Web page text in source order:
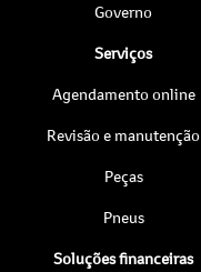
Governo
Serviços
Agendamento online
Revisão e manutenção
Peças
Pneus
Soluções financeiras